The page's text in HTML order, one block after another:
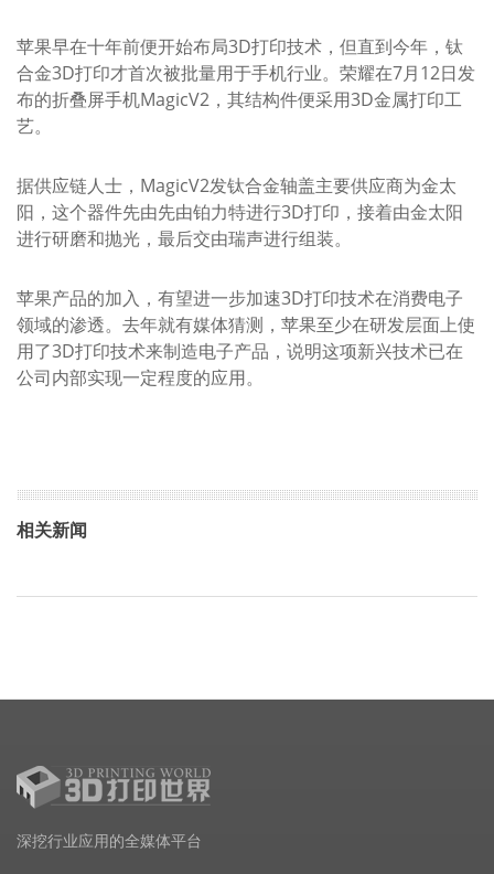
苹果早在十年前便开始布局3D打印技术，但直到今年，钛
合金3D打印才首次被批量用于手机行业。荣耀在7月12日发
布的折叠屏手机MagicV2，其结构件便采用3D金属打印工
艺。
据供应链人士，MagicV2发钛合金轴盖主要供应商为金太
阳，这个器件先由先由铂力特进行3D打印，接着由金太阳
进行研磨和抛光，最后交由瑞声进行组装。
苹果产品的加入，有望进一步加速3D打印技术在消费电子
领域的渗透。去年就有媒体猜测，苹果至少在研发层面上使
用了3D打印技术来制造电子产品，说明这项新兴技术已在
公司内部实现一定程度的应用。
相关新闻
深挖行业应用的全媒体平台